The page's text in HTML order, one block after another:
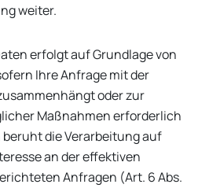
weiter.
erfolgt auf Grundlage von
Ihre Anfrage mit der
oder zur
Maßnahmen erforderlich
die Verarbeitung auf
an der effektiven
Anfragen (Art. 6 Abs.